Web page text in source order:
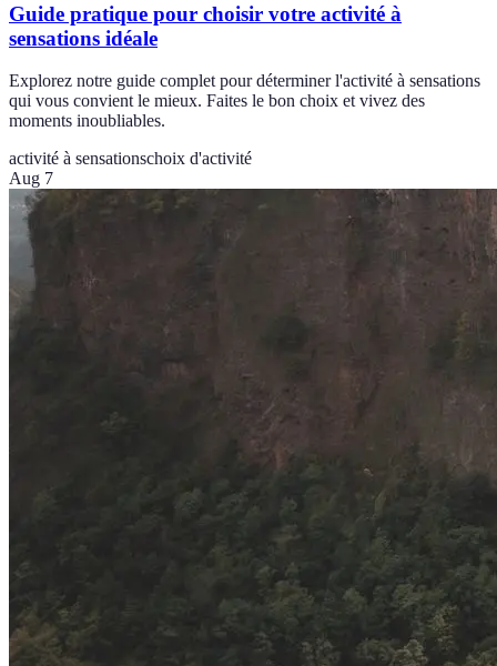
Guide pratique pour choisir votre activité à
sensations idéale
Explorez notre guide complet pour déterminer l'activité à sensations
qui vous convient le mieux. Faites le bon choix et vivez des
moments inoubliables.
activité à sensationschoix d'activité
Aug 7